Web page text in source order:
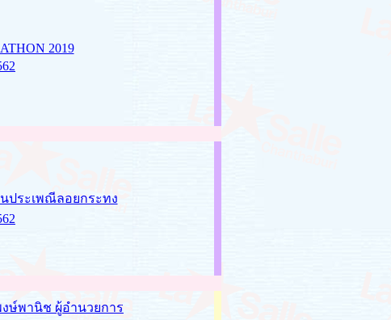
2019
ประเพณีลอยกระทง
ษ์พานิช ผู้อำนวยการ